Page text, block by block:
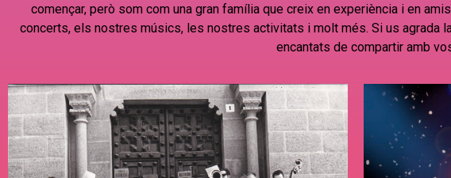
començar, però som com una gran família que creix en experiència i en
concerts, els nostres músics, les nostres activitats i molt més. Si us agrada
encantats de compartir amb